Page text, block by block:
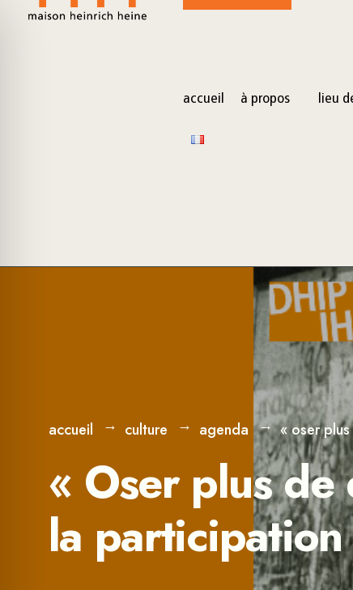
accueil à propos lieu
accueil culture agenda « oser
« Oser plus
la